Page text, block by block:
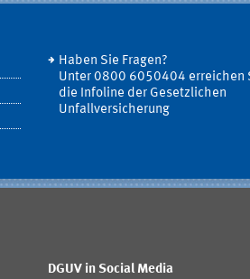
Haben Sie Fragen?
Unter 0800 6050404 erreichen
die Infoline der Gesetzlichen
Unfallversicherung
DGUV in Social Media